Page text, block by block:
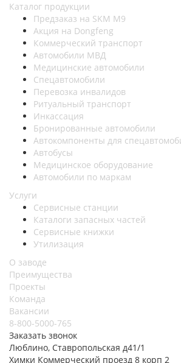
Каталог продукции
Предзаказ на SKM M9
Акция на Dongfeng
Коммерческий транспорт
Автомобили МВД
Медицинские автомобили
Спецавтомобили
Перевозка инвалидов
Ритуальный транспорт
Инкассация
Бронированные автомобили
Автокомпоненты для
Автобусы
Медицинское оборудование
Автомобили по маркам
Услуги
Сервисные станции
Каталоги запасных частей
Сервисные книжки
Утилизация
О заводе
Преимущества
Проекты
Команда
Вакансии
8-800-5000-765
Заказать звонок
Люблино, Ставропольская д41/1
Химки Коммерческий проезд 8 корп 2